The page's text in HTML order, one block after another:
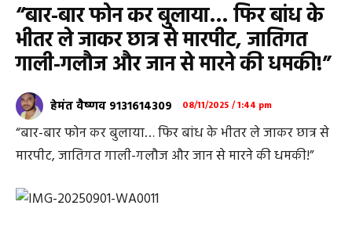
“बार-बार फोन कर बुलाया… फिर बांध के
भीतर ले जाकर छात्र से मारपीट, जातिगत
गाली-गलौज और जान से मारने की धमकी!”
हेमंत वैष्णव 9131614309 08/11/2025 / 1:44 pm
“बार-बार फोन कर बुलाया… फिर बांध के भीतर ले जाकर छात्र से
मारपीट, जातिगत गाली-गलौज और जान से मारने की धमकी!”